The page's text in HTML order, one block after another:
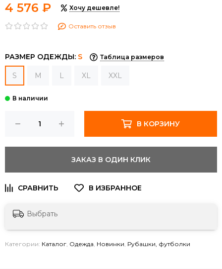
4 576 ₽ Хочу дешевле!
Оставить отзыв
РАЗМЕР ОДЕЖДЫ: S Таблица размеров
S M L XL XXL
В КОРЗИНУ
ЗАКАЗ В ОДИН КЛИК
Выбрать
Категории: Каталог, Одежда, Новинки, Рубашки, футболки